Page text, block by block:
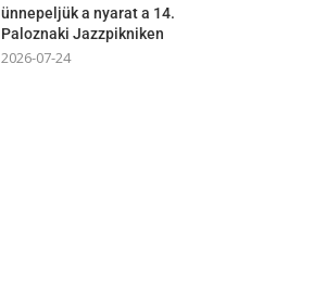
ünnepeljük a nyarat a 14.
Paloznaki Jazzpikniken
2026-07-24